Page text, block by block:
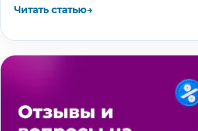
продавцом: В этой статье: Новости
Читать статью→